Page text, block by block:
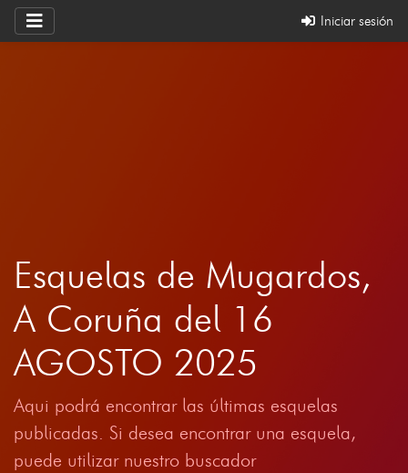
Iniciar sesión
Esquelas de Mugardos,
A Coruña del 16
AGOSTO 2025
Aqui podrá encontrar las últimas esquelas
publicadas. Si desea encontrar una esquela,
puede utilizar nuestro buscador